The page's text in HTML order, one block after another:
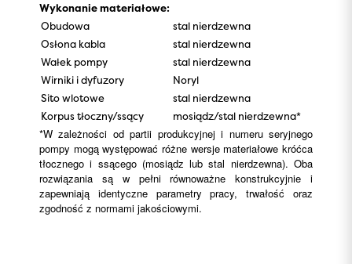
Wykonanie materiałowe:
Obudowa
stal nierdzewna
Osłona kabla
stal nierdzewna
Wałek pompy
stal nierdzewna
Wirniki i dyfuzory
Noryl
Sito wlotowe
stal nierdzewna
Korpus tłoczny/ssący
mosiądz/stal nierdzewna*
*W zależności od partii produkcyjnej i numeru seryjnego
pompy mogą występować różne wersje materiałowe króćca
tłocznego i ssącego (mosiądz lub stal nierdzewna). Oba
rozwiązania są w pełni równoważne konstrukcyjnie i
zapewniają identyczne parametry pracy, trwałość oraz
zgodność z normami jakościowymi.